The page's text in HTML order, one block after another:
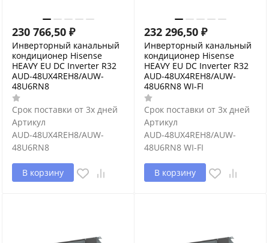
230 766,50 ₽
Инверторный канальный
кондиционер Hisense
HEAVY EU DC Inverter R32
AUD-48UX4REH8/AUW-
48U6RN8
Срок поставки от 3х дней
Артикул
AUD-48UX4REH8/AUW-
48U6RN8
В корзину
232 296,50 ₽
Инверторный канальный
кондиционер Hisense
HEAVY EU DC Inverter R32
AUD-48UX4REH8/AUW-
48U6RN8 WI-FI
Срок поставки от 3х дней
Артикул
AUD-48UX4REH8/AUW-
48U6RN8 WI-FI
В корзину